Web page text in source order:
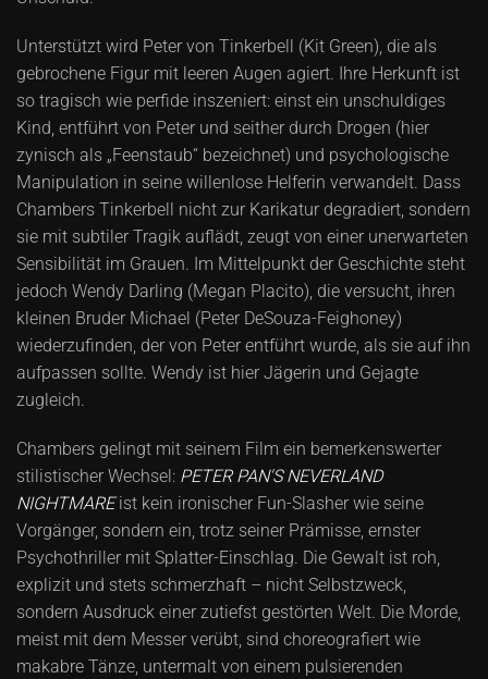
Unterstützt wird Peter von Tinkerbell (Kit Green), die als
gebrochene Figur mit leeren Augen agiert. Ihre Herkunft ist
so tragisch wie perfide inszeniert: einst ein unschuldiges
Kind, entführt von Peter und seither durch Drogen (hier
zynisch als „Feenstaub“ bezeichnet) und psychologische
Manipulation in seine willenlose Helferin verwandelt. Dass
Chambers Tinkerbell nicht zur Karikatur degradiert, sondern
sie mit subtiler Tragik auflädt, zeugt von einer unerwarteten
Sensibilität im Grauen. Im Mittelpunkt der Geschichte steht
jedoch Wendy Darling (Megan Placito), die versucht, ihren
kleinen Bruder Michael (Peter DeSouza-Feighoney)
wiederzufinden, der von Peter entführt wurde, als sie auf ihn
aufpassen sollte. Wendy ist hier Jägerin und Gejagte
zugleich.
Chambers gelingt mit seinem Film ein bemerkenswerter
stilistischer Wechsel: PETER PAN'S NEVERLAND
NIGHTMAREist kein ironischer Fun-Slasher wie seine
Vorgänger, sondern ein, trotz seiner Prämisse, ernster
Psychothriller mit Splatter-Einschlag. Die Gewalt ist roh,
explizit und stets schmerzhaft – nicht Selbstzweck,
sondern Ausdruck einer zutiefst gestörten Welt. Die Morde,
meist mit dem Messer verübt, sind choreografiert wie
makabre Tänze, untermalt von einem pulsierenden